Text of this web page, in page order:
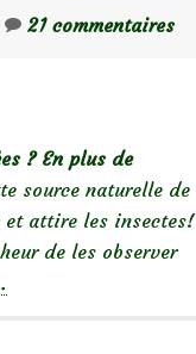
21 commentaires
? En plus de
source naturelle de
attire les insectes!
de les observer